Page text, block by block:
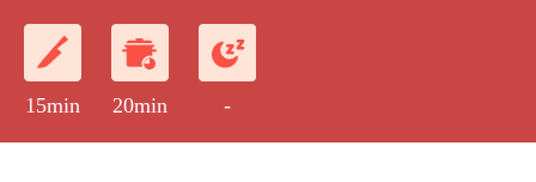
15min 20min -